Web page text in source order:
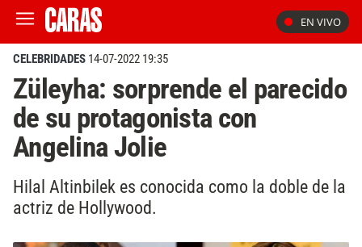
EN VIVO
CELEBRIDADES 14-07-2022 19:35
Züleyha: sorprende el parecido
de su protagonista con
Angelina Jolie
Hilal Altinbilek es conocida como la doble de la
actriz de Hollywood.